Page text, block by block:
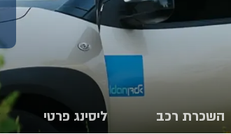
השכרת רכב ליסינג פרטי